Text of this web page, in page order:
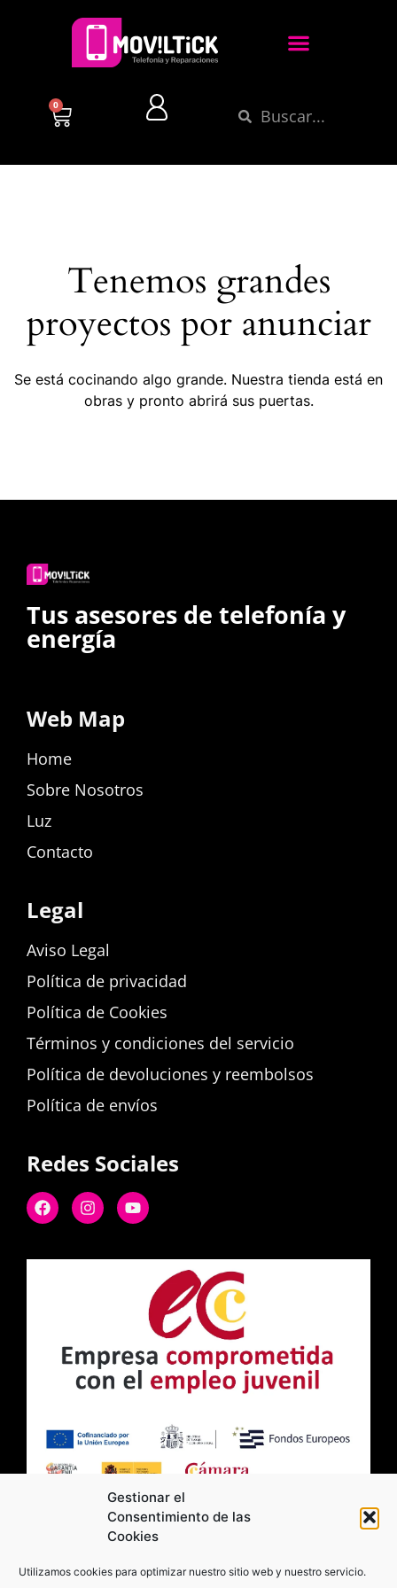
Gestionar el
Consentimiento de las
Cookies
Utilizamos cookies para optimizar nuestro sitio web y nuestro servicio.
0
Tenemos grandes
proyectos por anunciar
Se está cocinando algo grande. Nuestra tienda está en
obras y pronto abrirá sus puertas.
Tus asesores de telefonía y
energía
Web Map
Home
Sobre Nosotros
Luz
Contacto
Legal
Aviso Legal
Política de privacidad
Política de Cookies
Términos y condiciones del servicio
Política de devoluciones y reembolsos
Política de envíos
Redes Sociales
2026 Moviltick technologies. Todos los